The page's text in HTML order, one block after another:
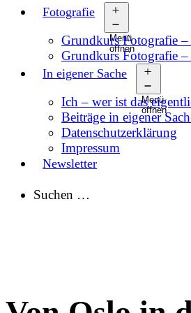
Fotografie
Menü
öffnen
Grundkurs Fotografie
Grundkurs Fotografie
In eigener Sache
Menü
öffnen
Ich – wer ist das
Beiträge in eigener
Datenschutzerklärung
Impressum
Newsletter
Suchen …